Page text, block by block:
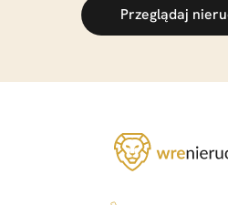
Przeglądaj